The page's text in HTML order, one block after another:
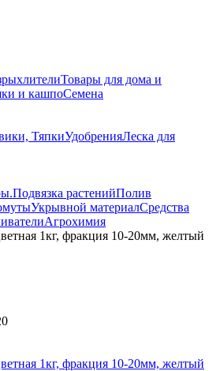
Товары для дома и
и кашпоСемена
ТяпкиУдобренияЛеска для
Подвязка растенийПолив
Укрывной материалСредства
Агрохимия
1кг, фракция 10-20мм, желтый